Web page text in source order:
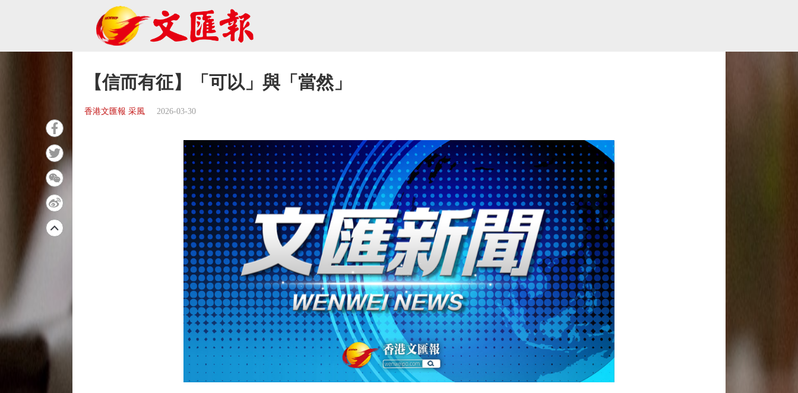
【信而有征】「可以」與「當然」
香港文匯報 采風 2026-03-30